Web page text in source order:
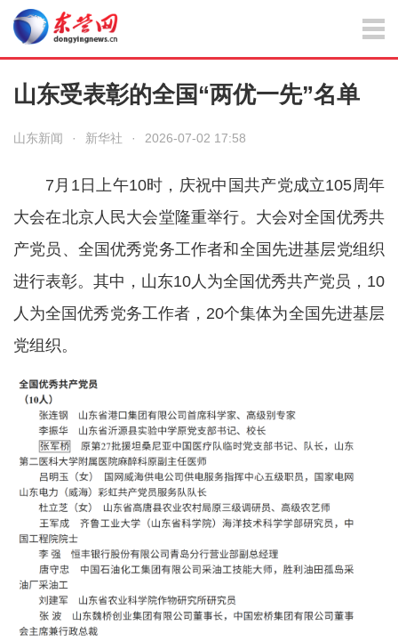
山东受表彰的全国“两优一先”名单
山东新闻 · 新华社 · 2026-07-02 17:58
7月1日上午10时，庆祝中国共产党成立105周年
大会在北京人民大会堂隆重举行。大会对全国优秀共
产党员、全国优秀党务工作者和全国先进基层党组织
进行表彰。其中，山东10人为全国优秀共产党员，10
人为全国优秀党务工作者，20个集体为全国先进基层
党组织。